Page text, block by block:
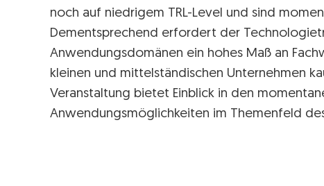
noch auf niedrigem TRL-Level und sind
Dementsprechend erfordert der
Anwendungsdomänen ein hohes Maß an
kleinen und mittelständischen Unternehmen
Veranstaltung bietet Einblick in den
Anwendungsmöglichkeiten im Themenfeld